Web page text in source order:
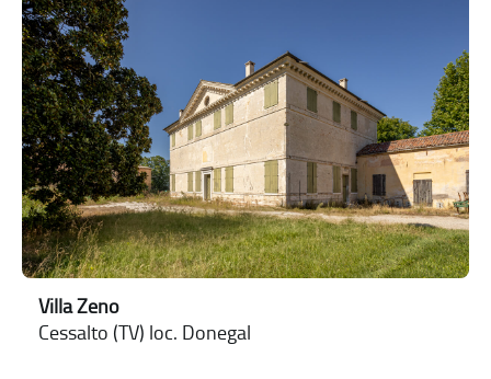
Villa Zeno
Cessalto (TV) loc. Donegal